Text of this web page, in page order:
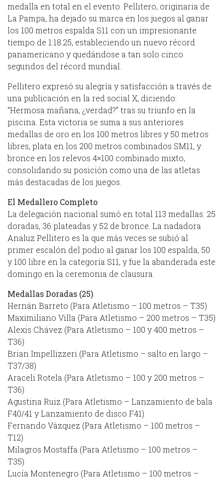
medalla en total en el evento. Pellitero, originaria de
La Pampa, ha dejado su marca en los juegos al ganar
los 100 metros espalda S11 con un impresionante
tiempo de 1:18.25, estableciendo un nuevo récord
panamericano y quedándose a tan solo cinco
segundos del récord mundial.
Pellitero expresó su alegría y satisfacción a través de
una publicación en la red social X, diciendo:
“Hermosa mañana, ¿verdad?” tras su triunfo en la
piscina. Esta victoria se suma a sus anteriores
medallas de oro en los 100 metros libres y 50 metros
libres, plata en los 200 metros combinados SM11, y
bronce en los relevos 4×100 combinado mixto,
consolidando su posición como una de las atletas
más destacadas de los juegos.
El Medallero Completo
La delegación nacional sumó en total 113 medallas: 25
doradas, 36 plateadas y 52 de bronce. La nadadora
Analuz Pellitero es la que más veces se subió al
primer escalón del podio al ganar los 100 espalda, 50
y 100 libre en la categoría S11, y fue la abanderada este
domingo en la ceremonia de clausura.
Medallas Doradas (25)
Hernán Barreto (Para Atletismo – 100 metros – T35)
Maximiliano Villa (Para Atletismo – 200 metros – T35)
Alexis Chávez (Para Atletismo – 100 y 400 metros –
T36)
Brian Impellizzeri (Para Atletismo – salto en largo –
T37/38)
Araceli Rotela (Para Atletismo – 100 y 200 metros –
T36)
Agustina Ruiz (Para Atletismo – Lanzamiento de bala
F40/41 y Lanzamiento de disco F41)
Fernando Vázquez (Para Atletismo – 100 metros –
T12)
Milagros Mostaffa (Para Atletismo – 100 metros –
T35)
Lucía Montenegro (Para Atletismo – 100 metros –